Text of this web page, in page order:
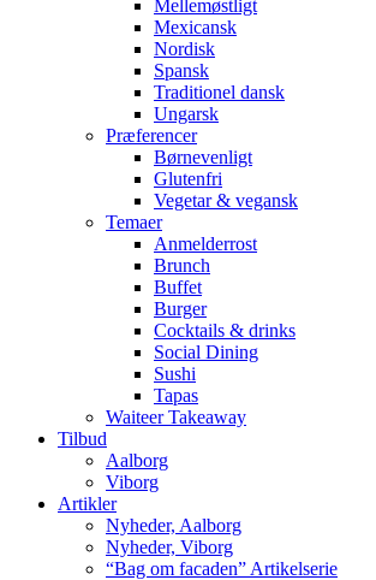
Mellemøstligt
Mexicansk
Nordisk
Spansk
Traditionel dansk
Ungarsk
Præferencer
Børnevenligt
Glutenfri
Vegetar & vegansk
Temaer
Anmelderrost
Brunch
Buffet
Burger
Cocktails & drinks
Social Dining
Sushi
Tapas
Waiteer Takeaway
Tilbud
Aalborg
Viborg
Artikler
Nyheder, Aalborg
Nyheder, Viborg
“Bag om facaden” Artikelserie